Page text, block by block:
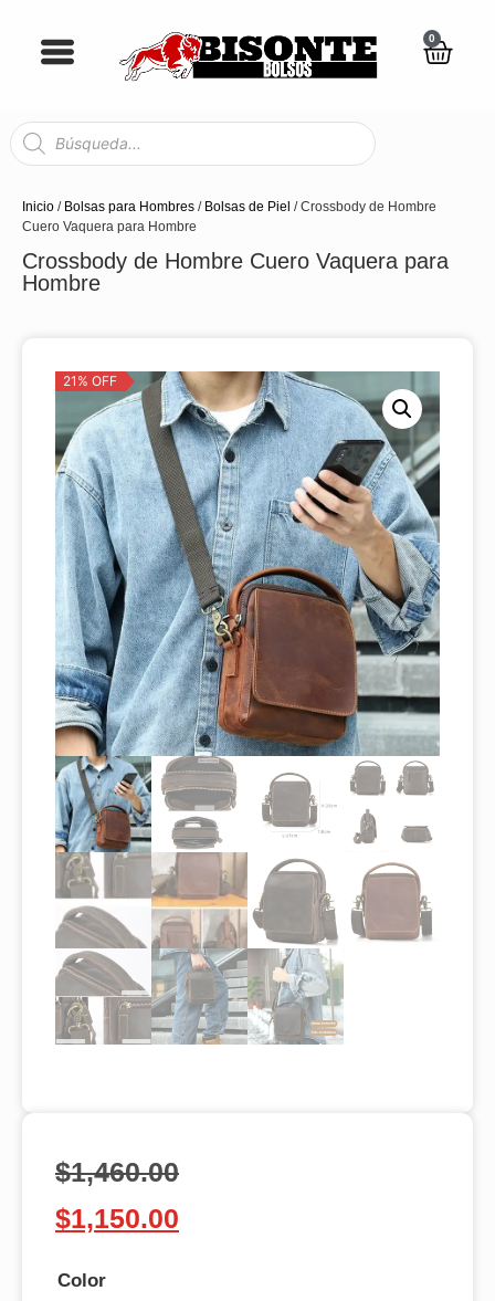
0
Inicio / Bolsas para Hombres / Bolsas de Piel / Crossbody de Hombre
Cuero Vaquera para Hombre
Crossbody de Hombre Cuero Vaquera para
Hombre
21% OFF
$1,460.00
$1,150.00
Color